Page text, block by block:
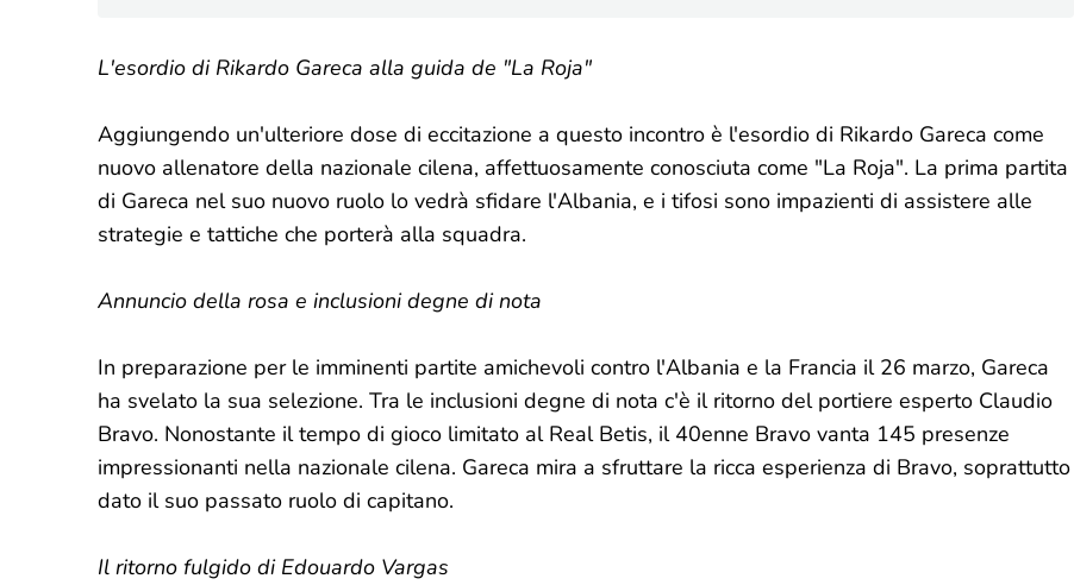
L'esordio di Rikardo Gareca alla guida de "La Roja"
Aggiungendo un'ulteriore dose di eccitazione a questo incontro è l'esordio di Rikardo Gareca come
nuovo allenatore della nazionale cilena, affettuosamente conosciuta come "La Roja". La prima partita
di Gareca nel suo nuovo ruolo lo vedrà sfidare l'Albania, e i tifosi sono impazienti di assistere alle
strategie e tattiche che porterà alla squadra.
Annuncio della rosa e inclusioni degne di nota
In preparazione per le imminenti partite amichevoli contro l'Albania e la Francia il 26 marzo, Gareca
ha svelato la sua selezione. Tra le inclusioni degne di nota c'è il ritorno del portiere esperto Claudio
Bravo. Nonostante il tempo di gioco limitato al Real Betis, il 40enne Bravo vanta 145 presenze
impressionanti nella nazionale cilena. Gareca mira a sfruttare la ricca esperienza di Bravo, soprattutto
dato il suo passato ruolo di capitano.
Il ritorno fulgido di Edouardo Vargas